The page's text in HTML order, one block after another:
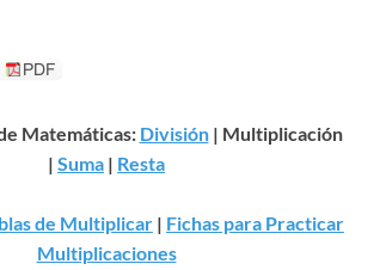
Matemáticas: División| Multiplicación
| Suma | Resta
de Multiplicar | Fichas para Practicar
Multiplicaciones